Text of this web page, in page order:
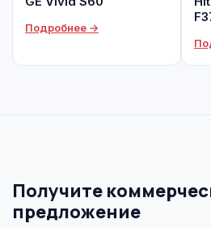
Подробнее →
Получите
предложение